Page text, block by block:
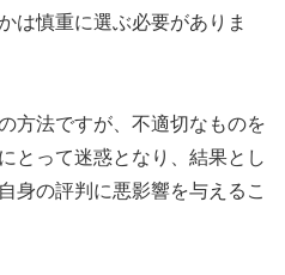
は慎重に選ぶ必要がありま
方法ですが、不適切なものを
とって迷惑となり、結果とし
身の評判に悪影響を与えるこ